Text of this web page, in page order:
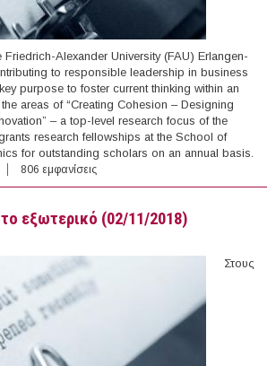
Friedrich-Alexander University (FAU) Erlangen-
to responsible leadership in business
purpose to foster current thinking within an
areas of “Creating Cohesion – Designing
– a top-level research focus of the
research fellowships at the School of
for outstanding scholars on an annual basis.
για Schöller Fellowships, Dr. Theo & Friedl Schöller
Center for Business & Society, Germany
806 εμφανίσεις
εξωτερικό (02/11/2018)
Στους